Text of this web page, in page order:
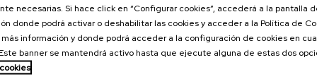
necesarias. Si hace click en “Configurar cookies”, accederá a la pantalla
donde podrá activar o deshabilitar las cookies y acceder a la Política de
información y donde podrá acceder a la configuración de cookies en
banner se mantendrá activo hasta que ejecute alguna de estas dos